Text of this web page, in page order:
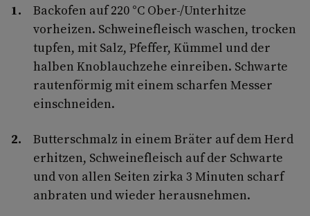
Backofen auf 220 °C Ober-/Unterhitze
vorheizen. Schweinefleisch waschen, trocken
tupfen, mit Salz, Pfeffer, Kümmel und der
halben Knoblauchzehe einreiben. Schwarte
rautenförmig mit einem scharfen Messer
einschneiden.
Butterschmalz in einem Bräter auf dem Herd
erhitzen, Schweinefleisch auf der Schwarte
und von allen Seiten zirka 3 Minuten scharf
anbraten und wieder herausnehmen.